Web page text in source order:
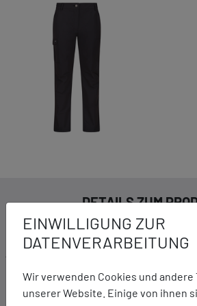
EINWILLIGUNG ZUR
DATENVERARBEITUNG
Wir verwenden Cookies und
unserer Website. Einige von ihnen
DETAILS ZUM
Halbelastischer Bund mit